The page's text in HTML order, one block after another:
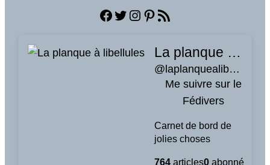
Facebook
Twitter
Instagram
Pinterest
Flux RSS
La planque à libellules Me suivre sur le Fédivers